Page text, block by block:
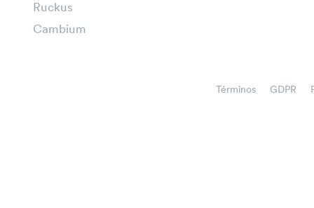
Ruckus
Cambium
Términos GDPR